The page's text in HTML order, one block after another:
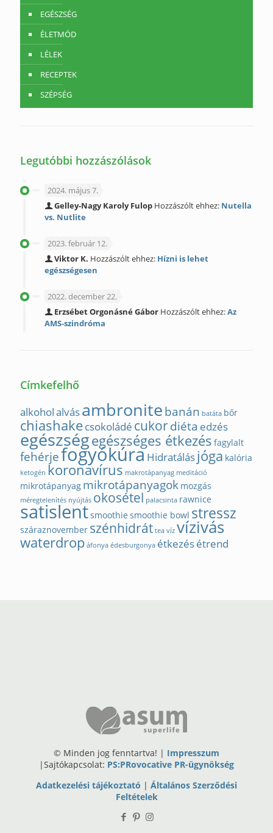
EGÉSZSÉG
ÉLETMÓD
LÉLEK
RECEPTEK
SZÉPSÉG
Legutóbbi hozzászólások
2024. május 7.
Gelley-Nagy Karoly Fulop Hozzászólt ehhez: Nutella
vs. Nutlite
2023. február 12.
Viktor K. Hozzászólt ehhez: Hízni is lehet
egészségesen
2022. december 22.
Erzsébet Orgonásné Gábor Hozzászólt ehhez:Az
AMS-szindróma
Címkefelhő
alkoholalvásambronite banán batáta bőr
chiashakecsokoládé cukordiéta edzés
egészségegészséges étkezés fagylalt
fehérjefogyókúraHidratálásjóga kalória
ketogén koronavírus makrotápanyag meditáció
mikrotápanyag mikrotápanyagok mozgás
méregtelenítés nyújtás okosétel palacsinta rawnice
satislentsmoothie smoothie bowl stressz
száraznovember szénhidrát tea víz vízivás
waterdrop áfonya édesburgonya étkezésétrend
© Minden jog fenntartva! | Impresszum
|Sajtókapcsolat: PS:PRovocative PR-ügynökség
Adatkezelési tájékoztató | Általános Szerződési
Feltételek